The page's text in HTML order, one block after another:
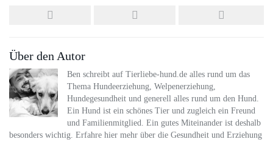
Über den Autor
Ben schreibt auf Tierliebe-hund.de alles rund um das
Thema Hundeerziehung, Welpenerziehung,
Hundegesundheit und generell alles rund um den Hund.
Ein Hund ist ein schönes Tier und zugleich ein Freund
und Familienmitglied. Ein gutes Miteinander ist deshalb
besonders wichtig. Erfahre hier mehr über die Gesundheit und Erziehung